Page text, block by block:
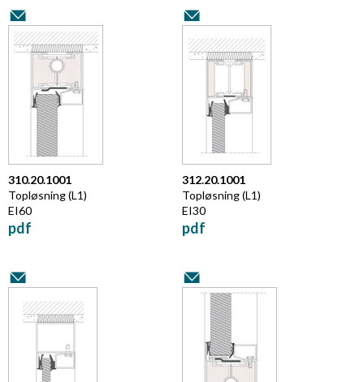
310.20.1001
Topløsning (L1)
EI60
pdf
312.20.1001
Topløsning (L1)
EI30
pdf